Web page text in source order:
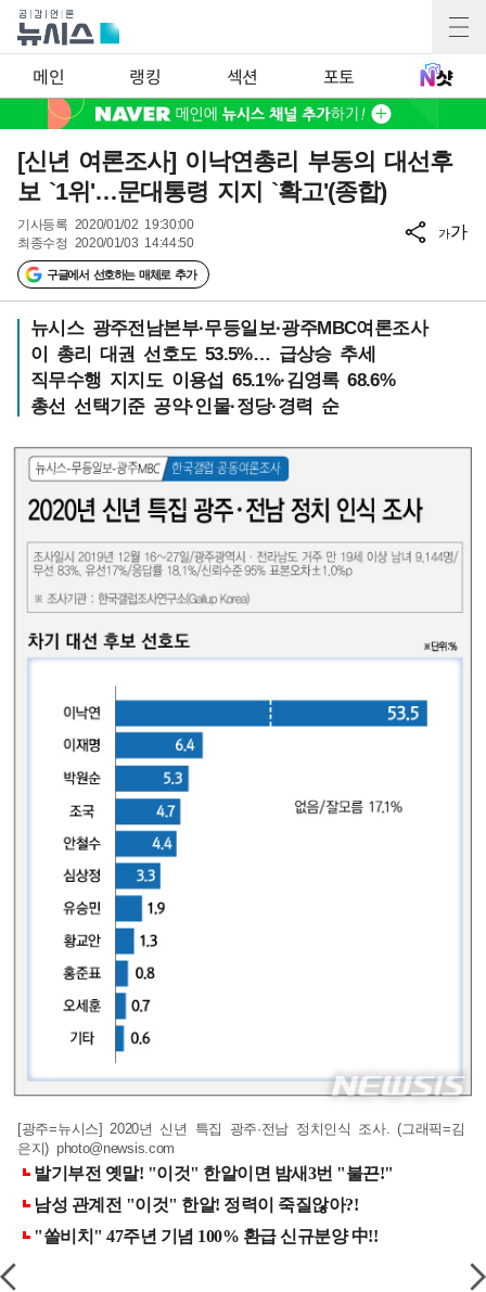
메인 랭킹 섹션 포토
[신년 여론조사] 이낙연총리 부동의 대선후
보 `1위'…문대통령 지지 `확고'(종합)
기사등록 2020/01/02 19:30:00
최종수정 2020/01/03 14:44:50
구글에서 선호하는 매체로 추가
가가
뉴시스 광주전남본부·무등일보·광주MBC여론조사
이 총리 대권 선호도 53.5%… 급상승 추세
직무수행 지지도 이용섭 65.1%·김영록 68.6%
총선 선택기준 공약·인물·정당·경력 순
[광주=뉴시스] 2020년 신년 특집 광주·전남 정치인식 조사. (그래픽=김
은지) photo@newsis.com